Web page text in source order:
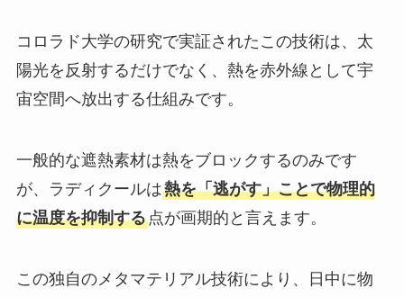
コロラド大学の研究で実証されたこの技術は、太
陽光を反射するだけでなく、熱を赤外線として宇
宙空間へ放出する仕組みです。
一般的な遮熱素材は熱をブロックするのみです
が、ラディクールは熱を「逃がす」ことで物理的
に温度を抑制する点が画期的と言えます。
この独自のメタマテリアル技術により、日中に物